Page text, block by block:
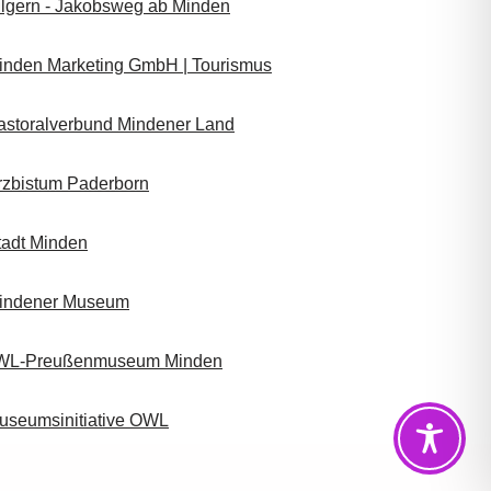
- Jakobsweg ab Minden
Marketing GmbH | Tourismus
Mindener Land
Paderborn
Minden
Museum
Preußenmuseum Minden
OWL